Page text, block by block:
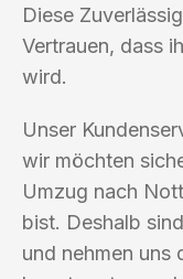
Diese
Vertrauen, dass
wird.
Unser
wir möchten
Umzug nach
bist. Deshalb
und nehmen uns